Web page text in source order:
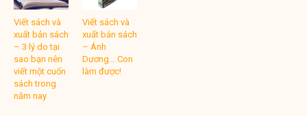
Viết sách và
xuất bản sách
– 3 lý do tại
sao bạn nên
viết một cuốn
sách trong
năm nay
Viết sách và
xuất bản sách
– Ánh
Dương… Con
làm được!